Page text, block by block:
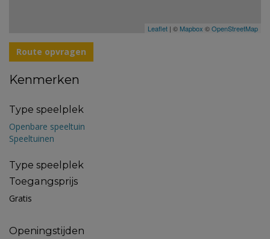
Leaflet | © Mapbox ©OpenStreetMap
Route opvragen
Kenmerken
Type speelplek
Openbare speeltuin
Speeltuinen
Type speelplek
Toegangsprijs
Gratis
Openingstijden